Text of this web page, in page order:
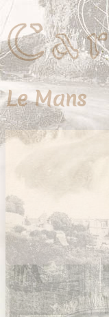
Le Mans
39 cartes